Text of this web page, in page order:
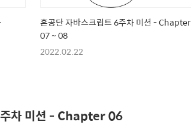
혼공단 자바스크립트 6주차 미션 - Chapter
07 ~ 08
2022.02.22
주차 미션 - Chapter 06